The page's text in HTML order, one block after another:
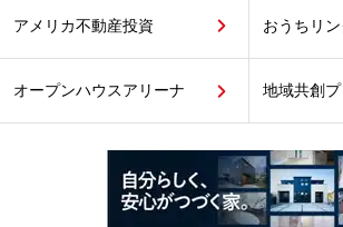
アメリカ不動産投資 おうちリン
オープンハウスアリーナ 地域共創